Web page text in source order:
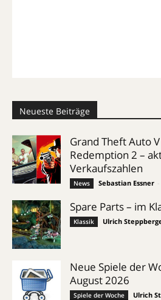
Neueste Beiträge
Grand Theft Auto
Redemption 2 –
Verkaufszahlen
News Sebastian Essner
Spare Parts – im
Klassik Ulrich
Neue Spiele der
August 2026
Spiele der Woche Ulrich